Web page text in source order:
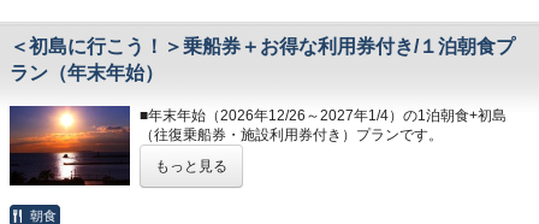
◆駐車場
1日1台1,200円となります。
※30台と限りがあり、先着順のお申し込みとなります。
インパーキン
グをお客様ご自身でご利用ください。）
◆その他の税
入湯税150円、宿泊税200円が別途大人のお客様はかかりま
・15:00～24:00（最終入場 23:30）
・ 6:00～10:30（最終入場 10:00）
◆エステ・岩盤浴・貸切露天風呂
事前予約制です。
詳細については＜0557-82-8111＞までお問い合わせくださ
い。
お部屋から見る景色は「感動」間違いなし。
朝焼けやサンビーチの夜景が一望できます。
＊３歳未満のお子様がいらっしゃる場合は、備考欄へご記入
ください。
スにお客様自
身でお布団を敷いて頂いております。
◆お食事
＜初島に行こう！＞乗船券＋お得な利用券付き/１泊朝食プ
ラン（年末年始）
■年末年始（2026年12/26～2027年1/4）の1泊朝食+初島
（往復乗船券・施設利用券付き）プランです。
熱海港から30分！
南国の花が咲く「初島」にクルーズ船でプチ船旅のできるプ
もっと見る
朝食